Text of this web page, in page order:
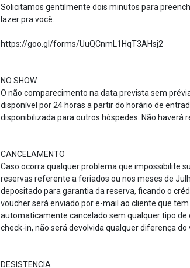
Solicitamos gentilmente dois minutos para
lazer pra você.
https://goo.gl/forms/UuQCnmL1HqT3AHsj2
NO SHOW
O não comparecimento na data prevista sem
disponível por 24 horas a partir do horário de
disponibilizada para outros hóspedes. Não haverá
CANCELAMENTO
Caso ocorra qualquer problema que impossibilite
reservas referente a feriados ou nos meses de
depositado para garantia da reserva, ficando o
voucher será enviado por e-mail ao cliente que
automaticamente cancelado sem qualquer tipo
check-in, não será devolvida qualquer diferença
DESISTENCIA